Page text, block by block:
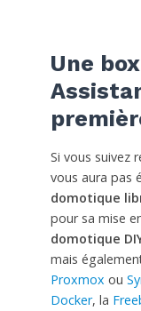
Une
Si vous suivez
vous aura pas
domotique
pour sa mise
domotique
mais
Proxmox ou
Docker, la